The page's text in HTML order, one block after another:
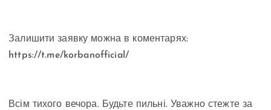
Залишити заявку можна в коментарях:
https://t.me/korbanofficial/
Всім тихого вечора. Будьте пильні. Уважно стежте за